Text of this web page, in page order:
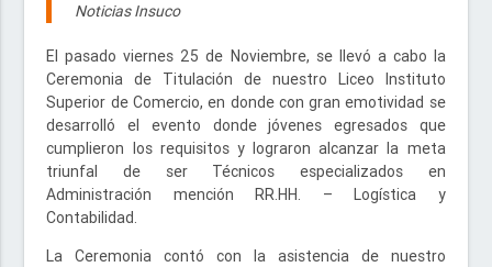
Noticias Insuco
El pasado viernes 25 de Noviembre, se llevó a cabo la
Ceremonia de Titulación de nuestro Liceo Instituto
Superior de Comercio, en donde con gran emotividad se
desarrolló el evento donde jóvenes egresados que
cumplieron los requisitos y lograron alcanzar la meta
triunfal de ser Técnicos especializados en
Administración mención RR.HH. – Logística y
Contabilidad.
La Ceremonia contó con la asistencia de nuestro